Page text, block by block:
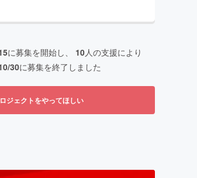
に募集を開始し、 10人の支援により
30に募集を終了しました
ジェクトをやってほしい